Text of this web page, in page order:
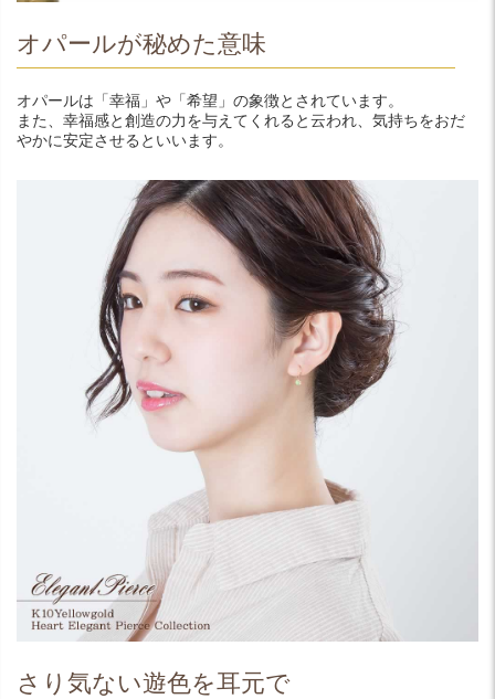
オパールが秘めた意味
オパールは「幸福」や「希望」の象徴とされています。
また、幸福感と創造の力を与えてくれると云われ、気持ちをおだ
やかに安定させるといいます。
さり気ない遊色を耳元で